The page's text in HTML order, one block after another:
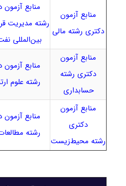
منابع آزمون
دکتری رشته مالی
منابع آزمون
رشته مدیریت
بین‌المللی
منابع آزمون
دکتری رشته
حسابداری
منابع آزمون
رشته علوم
منابع آزمون
دکتری
رشته محیط‌زیست
منابع آزمون
رشته